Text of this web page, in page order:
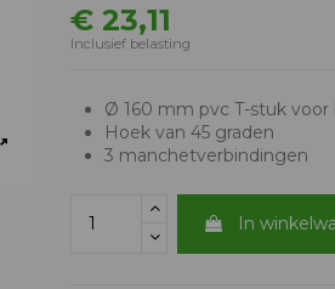
€ 23,11
Inclusief belasting
Ø 160 mm pvc T-stuk voor
Hoek van 45 graden
3 manchetverbindingen
In